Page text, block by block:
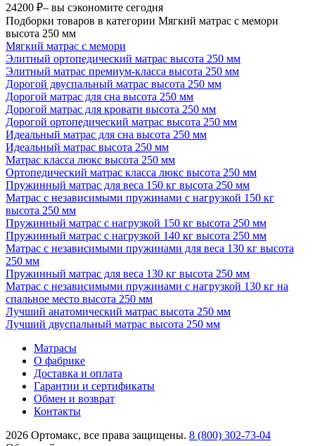
24200 ₽– вы сэкономите сегодня
Подборки товаров в категории Мягкий матрас с мемори
высота 250 мм
Мягкий матрас с мемори
Элитный ортопедический матрас высота 250 мм
Элитный матрас премиум-класса высота 250 мм
Дорогой двуспальный матрас высота 250 мм
Дорогой матрас для сна высота 250 мм
Дорогой матрас для кровати высота 250 мм
Дорогой ортопедический матрас высота 250 мм
Идеальный матрас для сна высота 250 мм
Идеальный матрас высота 250 мм
Матрас класса люкс высота 250 мм
Ортопедический матрас класса люкс высота 250 мм
Пружинный матрас для веса 150 кг высота 250 мм
Матрас с независимыми пружинами с нагрузкой 150 кг
высота 250 мм
Пружинный матрас с нагрузкой 150 кг высота 250 мм
Пружинный матрас с нагрузкой 140 кг высота 250 мм
Матрас с независимыми пружинами для веса 130 кг высота
250 мм
Пружинный матрас для веса 130 кг высота 250 мм
Матрас с независимыми пружинами с нагрузкой 130 кг на
спальное место высота 250 мм
Лучший анатомический матрас высота 250 мм
Лучший двуспальный матрас высота 250 мм
Матрасы
О фабрике
Доставка и оплата
Гарантии и сертификаты
Обмен и возврат
Контакты
2026 Ортомакс, все права защищены. 8 (800) 302-73-04